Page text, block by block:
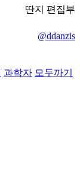
딴지 편집부
@ddanzis
과학자 모두까기